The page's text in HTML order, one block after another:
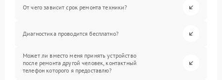
От чего зависит срок ремонта техники?
Диагностика проводится бесплатно?
Может ли вместо меня принять устройство
после ремонта другой человек, контактный
телефон которого я предоставлю?